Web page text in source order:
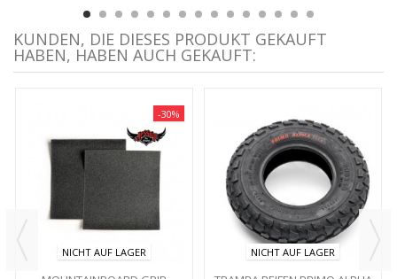
KUNDEN, DIE DIESES PRODUKT GEKAUFT
HABEN, HABEN AUCH GEKAUFT:
-30%
NICHT AUF LAGER NICHT AUF LAGER